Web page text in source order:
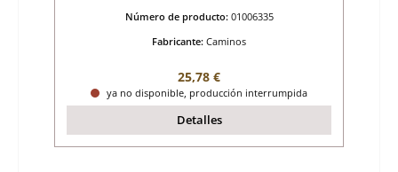
Número de producto: 01006335
Fabricante: Caminos
Precio normal:
25,78 €
ya no disponible, producción interrumpida
Detalles